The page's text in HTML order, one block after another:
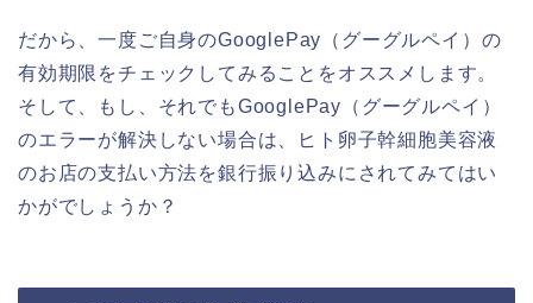
だから、一度ご自身のGooglePay（グーグルペイ）の
有効期限をチェックしてみることをオススメします。
そして、もし、それでもGooglePay（グーグルペイ）
のエラーが解決しない場合は、ヒト卵子幹細胞美容液
のお店の支払い方法を銀行振り込みにされてみてはい
かがでしょうか？